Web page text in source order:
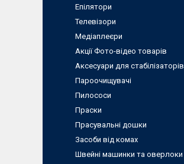
Епілятори
Телевізори
Медіаплеєри
Акції Фото-відео товарів
Аксесуари для стабілізаторів
Пароочищувачі
Пилососи
Праски
Прасувальні дошки
Засоби від комах
Швейні машинки та оверлоки